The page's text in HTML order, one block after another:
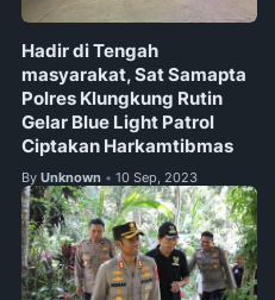
Hadir di Tengah
masyarakat, Sat Samapta
Polres Klungkung Rutin
Gelar Blue Light Patrol
Ciptakan Harkamtibmas
By Unknown • 10 Sep, 2023